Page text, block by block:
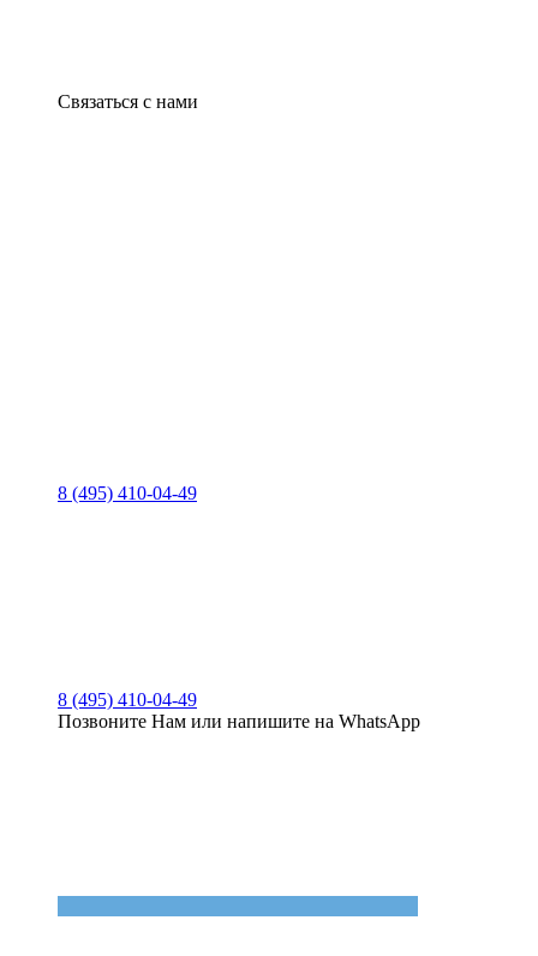
Связаться с нами
8 (495) 410-04-49
8 (495) 410-04-49
Позвоните Нам или напишите на WhatsApp